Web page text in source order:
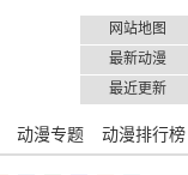
网站地图
最新动漫
最近更新
动漫专题 动漫排行榜